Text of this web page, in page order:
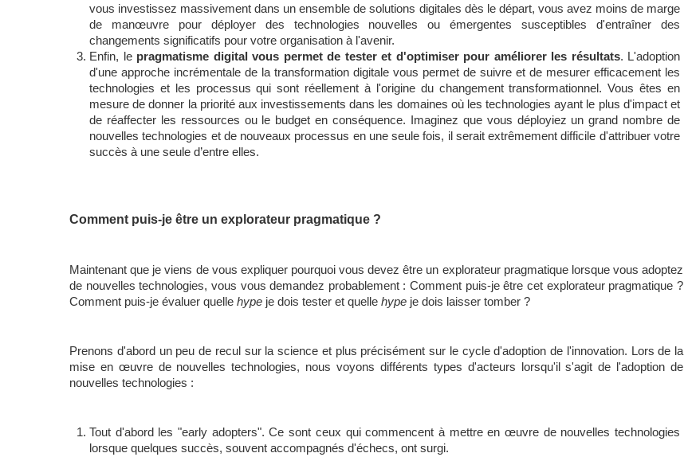
vous investissez massivement dans un ensemble de solutions digitales dès le départ, vous avez moins de marge
de manœuvre pour déployer des technologies nouvelles ou émergentes susceptibles d'entraîner des
changements significatifs pour votre organisation à l'avenir.
Enfin, le pragmatisme digital vous permet de tester et d'optimiser pour améliorer les résultats. L'adoption
d'une approche incrémentale de la transformation digitale vous permet de suivre et de mesurer efficacement les
technologies et les processus qui sont réellement à l'origine du changement transformationnel. Vous êtes en
mesure de donner la priorité aux investissements dans les domaines où les technologies ayant le plus d'impact et
de réaffecter les ressources ou le budget en conséquence. Imaginez que vous déployiez un grand nombre de
nouvelles technologies et de nouveaux processus en une seule fois, il serait extrêmement difficile d'attribuer votre
succès à une seule d’entre elles.
Comment puis-je être un explorateur pragmatique ?
Maintenant que je viens de vous expliquer pourquoi vous devez être un explorateur pragmatique lorsque vous adoptez
de nouvelles technologies, vous vous demandez probablement : Comment puis-je être cet explorateur pragmatique ?
Comment puis-je évaluer quelle hype je dois tester et quelle hype je dois laisser tomber ?
Prenons d'abord un peu de recul sur la science et plus précisément sur le cycle d'adoption de l'innovation. Lors de la
mise en œuvre de nouvelles technologies, nous voyons différents types d'acteurs lorsqu'il s'agit de l'adoption de
nouvelles technologies :
Tout d'abord les "early adopters". Ce sont ceux qui commencent à mettre en œuvre de nouvelles technologies
lorsque quelques succès, souvent accompagnés d'échecs, ont surgi.